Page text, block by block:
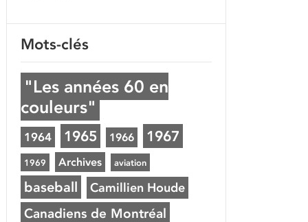
Mots-clés
"Les années 60 en
couleurs"
1964 1965 1966 1967
1969 Archives aviation
baseball Camillien Houde
Canadiens de Montréal